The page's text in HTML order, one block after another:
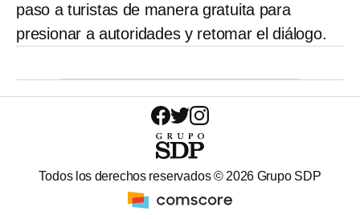
paso a turistas de manera gratuita para
presionar a autoridades y retomar el diálogo.
Todos los derechos reservados © 2026 Grupo SDP